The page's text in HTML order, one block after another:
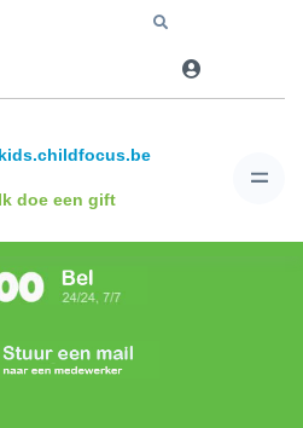
kids.childfocus.be
Ik doe een gift